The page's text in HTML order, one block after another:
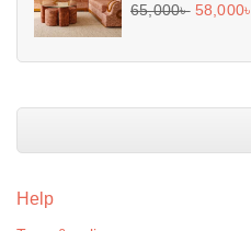
0
5
65,000৳ 58,000৳
Help